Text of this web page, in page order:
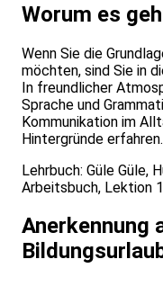
Worum es
Wenn Sie die
möchten, sind Sie in
In freundlicher
Sprache und
Kommunikation im
Hintergründe erfahren.
Lehrbuch: Güle Güle,
Arbeitsbuch, Lektion
Anerkennung